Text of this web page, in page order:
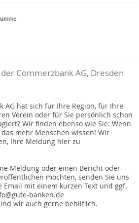
Commerzbank AG, Dresden
AG hat sich für Ihre Region, für Ihre
Verein oder für Sie persönlich schon
Wir finden ebenso wie Sie: Wenn
mehr Menschen wissen! Wir
Ihre Meldung hier zu
Meldung oder einen Bericht oder
möchten, senden Sie uns
Email mit einem kurzen Text und ggf.
banken.de
wir auch gerne behilflich.